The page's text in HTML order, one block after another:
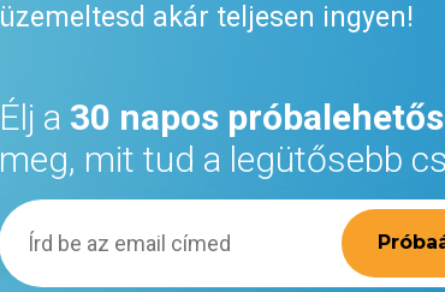
üzemeltesd akár teljesen ingyen!
Élj a 30 napos
meg, mit tud a legütősebb